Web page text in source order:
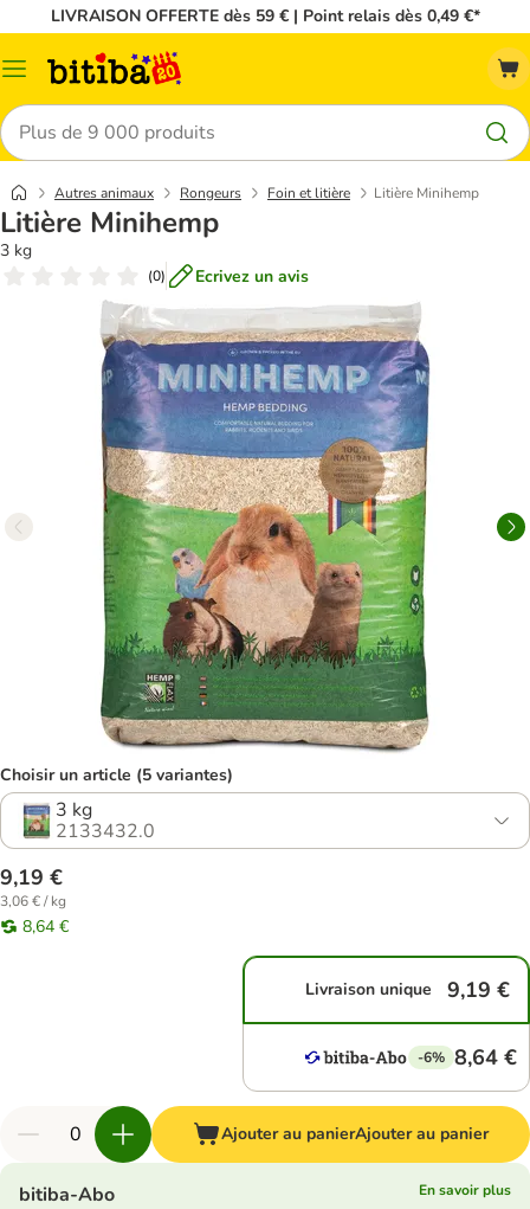
LIVRAISON OFFERTE dès 59 € | Point relais dès 0,49 €*
Menu
Rechercher
Autres animaux Rongeurs Foin et litière Litière Minihemp
Litière Minihemp
3 kg
(0) Ecrivez un avis
Choisir un article (5 variantes)
3 kg
2133432.0
9,19 €
3,06 € / kg
8,64 €
Livraison unique 9,19 €
-6% 8,64 €
Ajouter au panierAjouter au panier
bitiba-Abo
En savoir plus